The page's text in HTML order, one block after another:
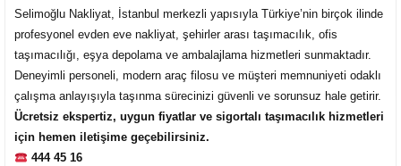
Selimoğlu Nakliyat, İstanbul merkezli yapısıyla Türkiye’nin birçok ilinde
profesyonel evden eve nakliyat, şehirler arası taşımacılık, ofis
taşımacılığı, eşya depolama ve ambalajlama hizmetleri sunmaktadır.
Deneyimli personeli, modern araç filosu ve müşteri memnuniyeti odaklı
çalışma anlayışıyla taşınma sürecinizi güvenli ve sorunsuz hale getirir.
Ücretsiz ekspertiz, uygun fiyatlar ve sigortalı taşımacılık hizmetleri
için hemen iletişime geçebilirsiniz.
444 45 16